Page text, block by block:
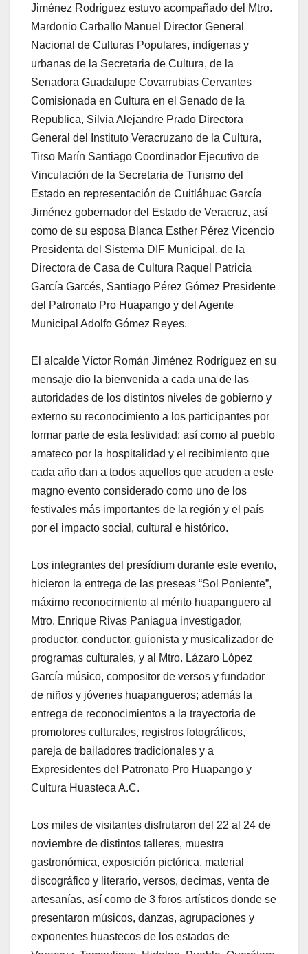
Jiménez Rodríguez estuvo acompañado del Mtro.
Mardonio Carballo Manuel Director General
Nacional de Culturas Populares, indígenas y
urbanas de la Secretaria de Cultura, de la
Senadora Guadalupe Covarrubias Cervantes
Comisionada en Cultura en el Senado de la
Republica, Silvia Alejandre Prado Directora
General del Instituto Veracruzano de la Cultura,
Tirso Marín Santiago Coordinador Ejecutivo de
Vinculación de la Secretaria de Turismo del
Estado en representación de Cuitláhuac García
Jiménez gobernador del Estado de Veracruz, así
como de su esposa Blanca Esther Pérez Vicencio
Presidenta del Sistema DIF Municipal, de la
Directora de Casa de Cultura Raquel Patricia
García Garcés, Santiago Pérez Gómez Presidente
del Patronato Pro Huapango y del Agente
Municipal Adolfo Gómez Reyes.
El alcalde Víctor Román Jiménez Rodríguez en su
mensaje dio la bienvenida a cada una de las
autoridades de los distintos niveles de gobierno y
externo su reconocimiento a los participantes por
formar parte de esta festividad; así como al pueblo
amateco por la hospitalidad y el recibimiento que
cada año dan a todos aquellos que acuden a este
magno evento considerado como uno de los
festivales más importantes de la región y el país
por el impacto social, cultural e histórico.
Los integrantes del presídium durante este evento,
hicieron la entrega de las preseas “Sol Poniente”,
máximo reconocimiento al mérito huapanguero al
Mtro. Enrique Rivas Paniagua investigador,
productor, conductor, guionista y musicalizador de
programas culturales, y al Mtro. Lázaro López
García músico, compositor de versos y fundador
de niños y jóvenes huapangueros; además la
entrega de reconocimientos a la trayectoria de
promotores culturales, registros fotográficos,
pareja de bailadores tradicionales y a
Expresidentes del Patronato Pro Huapango y
Cultura Huasteca A.C.
Los miles de visitantes disfrutaron del 22 al 24 de
noviembre de distintos talleres, muestra
gastronómica, exposición pictórica, material
discográfico y literario, versos, decimas, venta de
artesanías, así como de 3 foros artísticos donde se
presentaron músicos, danzas, agrupaciones y
exponentes huastecos de los estados de